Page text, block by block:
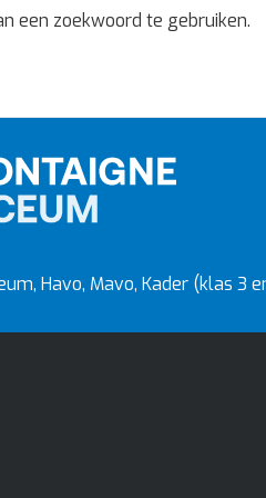
een zoekwoord te gebruiken.
Havo, Mavo, Kader (klas 3